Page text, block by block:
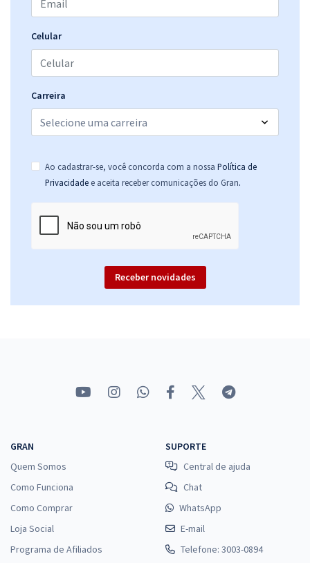
ou 12x deR$26,65
Celular
Carreira
Ao cadastrar-se, você concorda com a nossa Política de
Privacidade e aceita receber comunicações do Gran.
Receber novidades
GRAN
Quem Somos
Como Funciona
Como Comprar
Loja Social
Programa de Afiliados
SUPORTE
Central de ajuda
Chat
WhatsApp
E-mail
Telefone: 3003-0894